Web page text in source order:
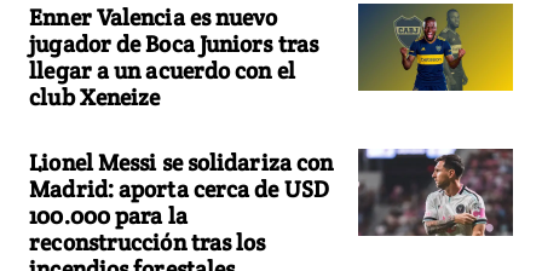
Enner Valencia es nuevo
jugador de Boca Juniors tras
llegar a un acuerdo con el
club Xeneize
Lionel Messi se solidariza con
Madrid: aporta cerca de USD
100.000 para la
reconstrucción tras los